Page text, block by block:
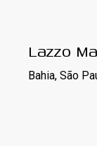
Lazzo
Bahia, São